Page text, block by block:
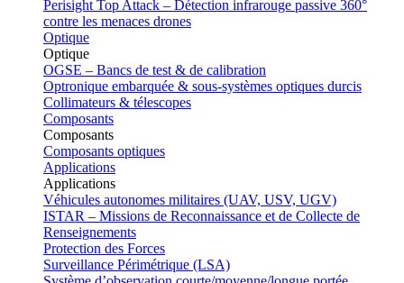
Perisight Top Attack – Détection infrarouge passive 360°
contre les menaces drones
Optique
Optique
OGSE – Bancs de test & de calibration
Optronique embarquée & sous-systèmes optiques durcis
Collimateurs & télescopes
Composants
Composants
Composants optiques
Applications
Applications
Véhicules autonomes militaires (UAV, USV, UGV)
ISTAR – Missions de Reconnaissance et de Collecte de
Renseignements
Protection des Forces
Surveillance Périmétrique (LSA)